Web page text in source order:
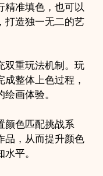
精准填色，也可以
打造独一无二的艺
双重玩法机制。玩
整体上色过程，
画体验。
颜色匹配挑战系
品，从而提升颜色
平。